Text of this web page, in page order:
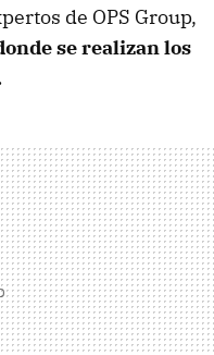
de OPS Group,
se realizan los